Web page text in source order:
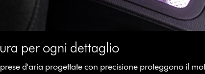
per ogni dettaglio
d'aria progettate con precisione proteggono il